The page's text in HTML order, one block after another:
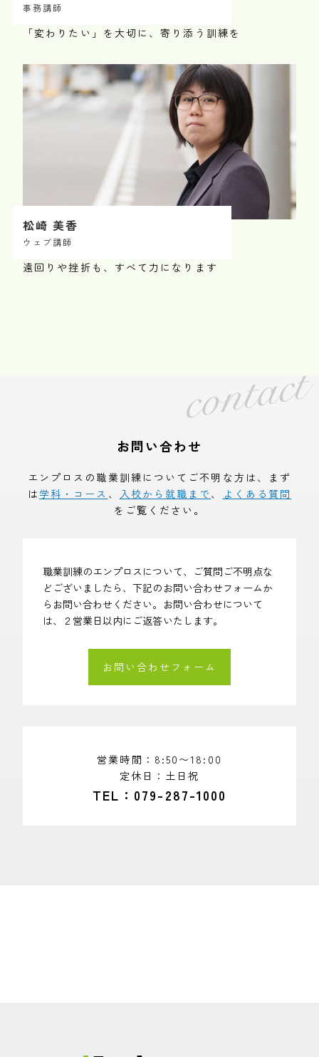
事務講師
「変わりたい」を大切に、寄り添う訓練を
松崎 美香
ウェブ講師
遠回りや挫折も、すべて力になります
お問い合わせ
エンプロスの職業訓練についてご不明な方は、まず
は 学科・コース 、 入校から就職まで、
よくある質問
をご覧ください。
職業訓練のエンプロスについて、ご質問ご不明点な
どございましたら、下記のお問い合わせフォームか
らお問い合わせください。お問い合わせについて
は、２営業日以内にご返答いたします。
お問い合わせフォーム
営業時間
8:50〜18:00
定休日
土日祝
TEL 079-287-1000